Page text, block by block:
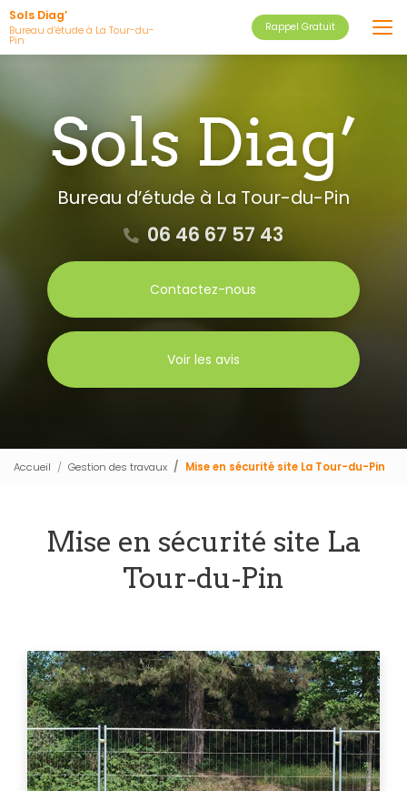
Aller
au
contenu
Sols Diag’
Bureau d’étude à La Tour-du-
Pin
Rappel Gratuit
Bureau d’étude à La Tour-du-Pin
06 46 67 57 43
Contactez-nous
Voir les avis
Accueil Gestion des travaux Mise en sécurité site La Tour-du-Pin
Mise en sécurité site La
Tour-du-Pin